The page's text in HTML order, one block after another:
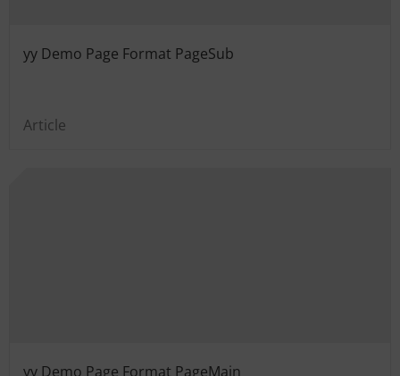
yy Demo Page Format PageSub
Article
yy Demo Page Format PageMain